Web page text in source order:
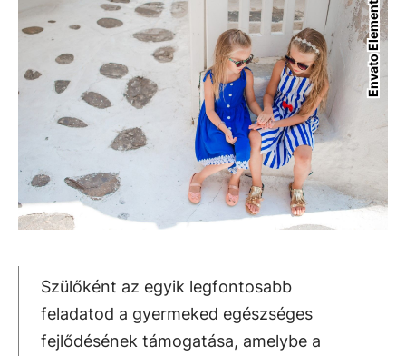
Envato Elements
Szülőként az egyik legfontosabb
feladatod a gyermeked egészséges
fejlődésének támogatása, amelybe a